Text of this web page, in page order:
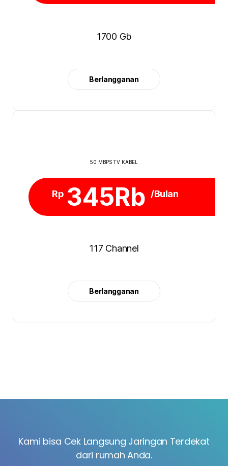
1700 Gb
Berlangganan
50 MBPS TV KABEL
Rp 345Rb /Bulan
117 Channel
Berlangganan
Kami bisa Cek Langsung Jaringan Terdekat
dari rumah Anda.